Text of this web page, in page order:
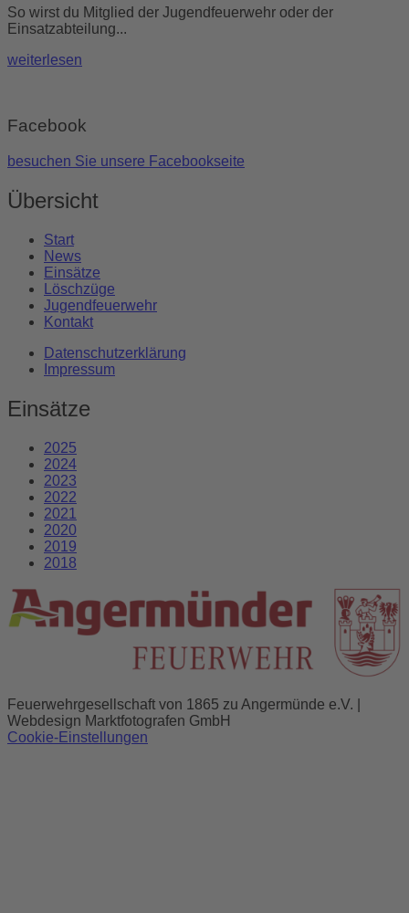
So wirst du Mitglied der Jugendfeuerwehr oder der
Einsatzabteilung...
weiterlesen
Facebook
besuchen Sie unsere Facebookseite
Übersicht
Start
News
Einsätze
Löschzüge
Jugendfeuerwehr
Kontakt
Datenschutzerklärung
Impressum
Einsätze
2025
2024
2023
2022
2021
2020
2019
2018
Feuerwehrgesellschaft von 1865 zu Angermünde e.V. |
Webdesign Marktfotografen GmbH
Cookie-Einstellungen